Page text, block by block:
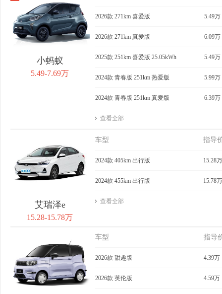
小蚂蚁
5.49-7.69万
2026款 271km 喜爱版 5.49万
2026款 271km 真爱版 6.09万
2025款 251km 喜爱版 25.05kWh 5.49万
2024款 青春版 251km 热爱版 5.99万
2024款 青春版 251km 真爱版 6.39万
查看全部
艾瑞泽e
15.28-15.78万
车型 指导
2024款 405km 出行版 15.28万
2024款 455km 出行版 15.78万
查看全部
车型 指导
2026款 甜趣版 4.39万
2026款 英伦版 4.59万